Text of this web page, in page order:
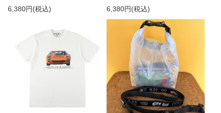
6,380円(税込)
6,380円(税込)